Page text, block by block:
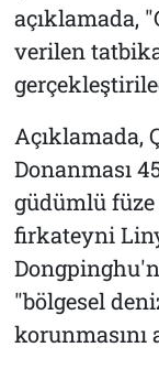
açıklamada,
verilen
Açıklamada,
Donanması
güdümlü
firkateyni
"bölgesel
korunmasını